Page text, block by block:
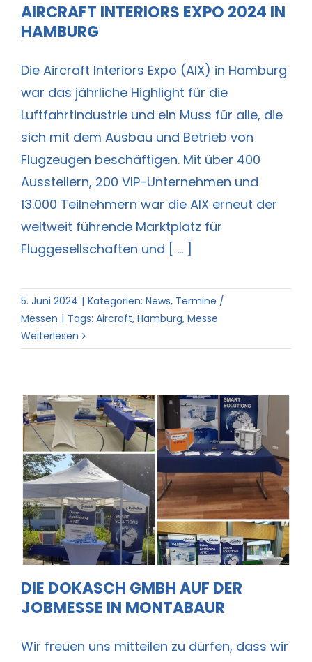
AIRCRAFT INTERIORS EXPO 2024 IN
HAMBURG
Die Aircraft Interiors Expo (AIX) in Hamburg
war das jährliche Highlight für die
Luftfahrtindustrie und ein Muss für alle, die
sich mit dem Ausbau und Betrieb von
Flugzeugen beschäftigen. Mit über 400
Ausstellern, 200 VIP-Unternehmen und
13.000 Teilnehmern war die AIX erneut der
weltweit führende Marktplatz für
Fluggesellschaften und [ ... ]
5. Juni 2024 | Kategorien: News, Termine /
Messen | Tags: Aircraft, Hamburg, Messe
Weiterlesen
Die Dokasch GmbH auf der
Jobmesse in Montabaur
DIE DOKASCH GMBH AUF DER
JOBMESSE IN MONTABAUR
Wir freuen uns mitteilen zu dürfen, dass wir